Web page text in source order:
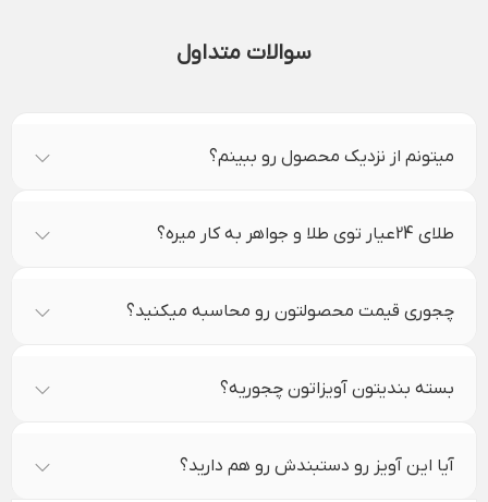
سوالات متداول
میتونم از نزدیک محصول رو ببینم؟
طلای 24عیار توی طلا و جواهر به کار میره؟
چجوری قیمت محصولتون رو محاسبه میکنید؟
بسته بندیتون آویزاتون چجوریه؟
آیا این آویز رو دستبندش رو هم دارید؟